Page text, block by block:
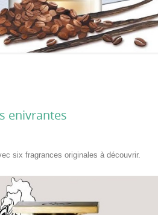
enivrantes
six fragrances originales à découvrir.